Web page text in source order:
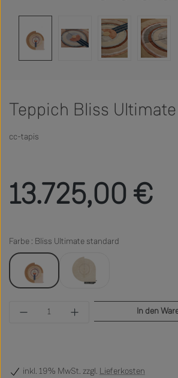
Teppich Bliss Ultimate
cc-tapis
13.725,00 €
Farbe : Bliss Ultimate standard
Bliss Ultimate standard
Produkt Anzahl: Gib denIn den
inkl. 19% MwSt. zzgl. Lieferkosten